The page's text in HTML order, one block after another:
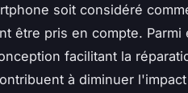
soit considéré
être pris en compte.
facilitant la
à diminuer